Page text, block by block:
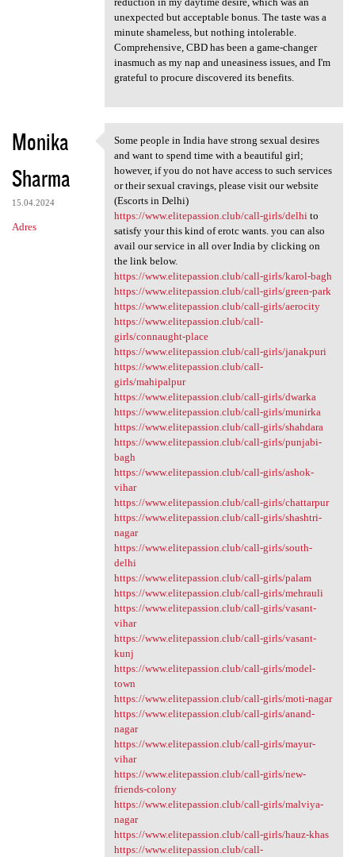
unexpected but acceptable bonus. The taste was a
minute shameless, but nothing intolerable.
Comprehensive, CBD has been a game-changer
inasmuch as my nap and uneasiness issues, and I'm
grateful to procure discovered its benefits.
Monika
Sharma
15.04.2024
Adres
Some people in India have
Some people in India have strong sexual desires
and want to spend time with a beautiful girl;
however, if you do not have access to such services
or their sexual cravings, please visit our website
(Escorts in Delhi)
https://www.elitepassion.club/call-girls/delhi to
satisfy your this kind of erotc wants. you can also
avail our service in all over India by clicking on
the link below.
https://www.elitepassion.club/call-girls/karol-bagh
https://www.elitepassion.club/call-girls/green-park
https://www.elitepassion.club/call-girls/aerocity
https://www.elitepassion.club/call-
girls/connaught-place
https://www.elitepassion.club/call-girls/janakpuri
https://www.elitepassion.club/call-
girls/mahipalpur
https://www.elitepassion.club/call-girls/dwarka
https://www.elitepassion.club/call-girls/munirka
https://www.elitepassion.club/call-girls/shahdara
https://www.elitepassion.club/call-girls/punjabi-
bagh
https://www.elitepassion.club/call-girls/ashok-
vihar
https://www.elitepassion.club/call-girls/chattarpur
https://www.elitepassion.club/call-girls/shashtri-
nagar
https://www.elitepassion.club/call-girls/south-
delhi
https://www.elitepassion.club/call-girls/palam
https://www.elitepassion.club/call-girls/mehrauli
https://www.elitepassion.club/call-girls/vasant-
vihar
https://www.elitepassion.club/call-girls/vasant-
kunj
https://www.elitepassion.club/call-girls/model-
town
https://www.elitepassion.club/call-girls/moti-nagar
https://www.elitepassion.club/call-girls/anand-
nagar
https://www.elitepassion.club/call-girls/mayur-
vihar
https://www.elitepassion.club/call-girls/new-
friends-colony
https://www.elitepassion.club/call-girls/malviya-
nagar
https://www.elitepassion.club/call-girls/hauz-khas
https://www.elitepassion.club/call-